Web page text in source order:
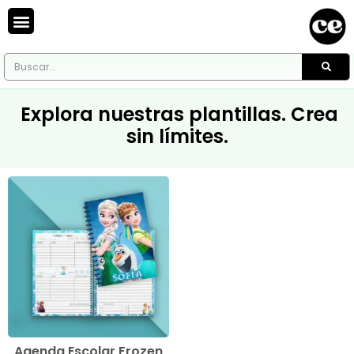
Explora nuestras plantillas. Crea
sin límites.